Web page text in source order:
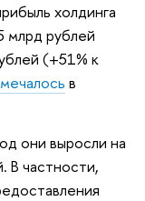
холдинга
млрд рублей
(+51% к
в
они выросли на
В частности,